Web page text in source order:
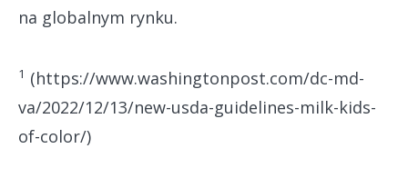
na globalnym rynku.
1 (https://www.washingtonpost.com/dc-md-
va/2022/12/13/new-usda-guidelines-milk-kids-
of-color/)